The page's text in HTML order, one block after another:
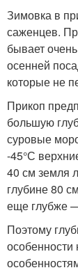
Зимовка в
саженцев.
бывает
осенней
которые не
Прикоп
большую
суровые
-45°С
40 см земля
глубине 80
еще глубже
Поэтому
особенности